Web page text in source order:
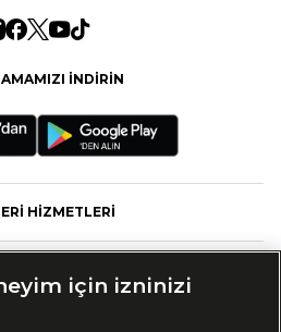
İNDİRİN
HİZMETLERİ
için izninizi